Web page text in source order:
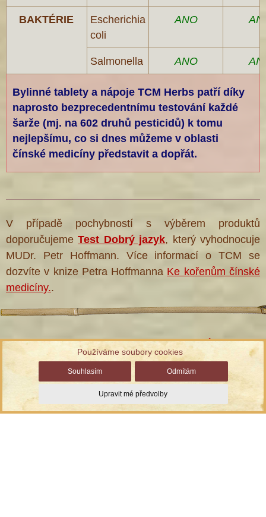
Používáme soubory cookies
Souhlasím Odmítám
Upravit mé předvolby
BAKTÉRIE
Escherichia
coli
ANO
Salmonella ANO
Bylinné tablety a nápoje TCM Herbs patří díky
naprosto bezprecedentnímu testování každé
šarže (mj. na 602 druhů pesticidů) k tomu
nejlepšímu, co si dnes můžeme v oblasti
čínské medicíny představit a dopřát.
V případě pochybností s výběrem produktů
doporučujemeTest Dobrý jazyk, který vyhodnocuje
MUDr. Petr Hoffmann. Více informací o TCM se
dozvíte v knize Petra Hoffmanna Ke kořenům čínské
medicíny..
Informace ke zpracování osobních údajů
Správa cookies| Chráněno službou reCAPTCHAOchrana
soukromí a smluvní podmínky
© TCM Herbs, s.r.o., vyrobilSimopt, s.r.o.